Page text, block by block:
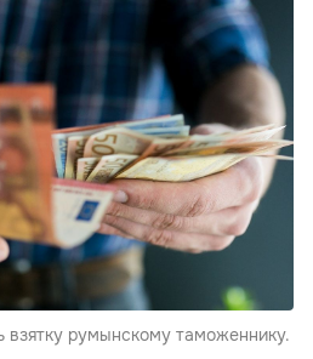
взятку румынскому таможеннику.